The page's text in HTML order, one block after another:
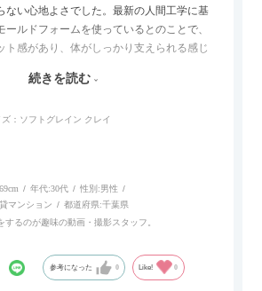
ない心地よさでした。最新の人間工学に基
ールドフォームを使っているとのことで、
ト感があり、体がしっかり支えられる感じ
よさそうでした。回転タイプなので、個人
続きを読む
ズ：ソフトグレイン クレイ
年代:30代 性別:男性
マンション 都道府県:千葉県
するのが趣味の動画・撮影スタッフ。
参考になった 0 Like! 0